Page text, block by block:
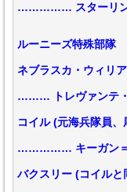
…………… スターリン
ルーニーズ特殊部隊
ネブラスカ・ウィリ
……… トレヴァンテ
コイル (元海兵隊員
…………… キーガン＝
バクスリー (コイル